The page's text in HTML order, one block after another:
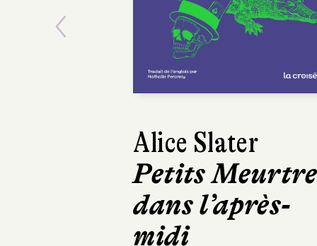
Alice Slater
Petits
dans l’après-
midi
Previous